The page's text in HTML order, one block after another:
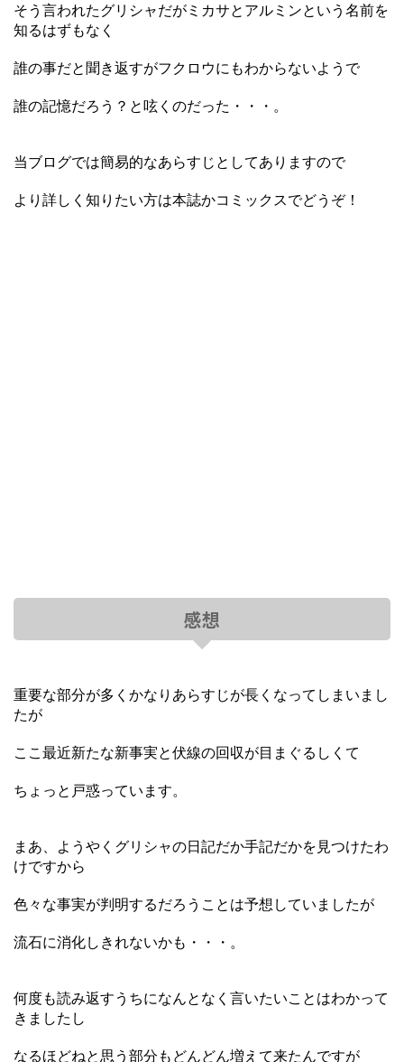
そう言われたグリシャだがミカサとアルミンという名前を
知るはずもなく
誰の事だと聞き返すがフクロウにもわからないようで
誰の記憶だろう？と呟くのだった・・・。
当ブログでは簡易的なあらすじとしてありますので
より詳しく知りたい方は本誌かコミックスでどうぞ！
感想
重要な部分が多くかなりあらすじが長くなってしまいまし
たが
ここ最近新たな新事実と伏線の回収が目まぐるしくて
ちょっと戸惑っています。
まあ、ようやくグリシャの日記だか手記だかを見つけたわ
けですから
色々な事実が判明するだろうことは予想していましたが
流石に消化しきれないかも・・・。
何度も読み返すうちになんとなく言いたいことはわかって
きましたし
なるほどねと思う部分もどんどん増えて来たんですが